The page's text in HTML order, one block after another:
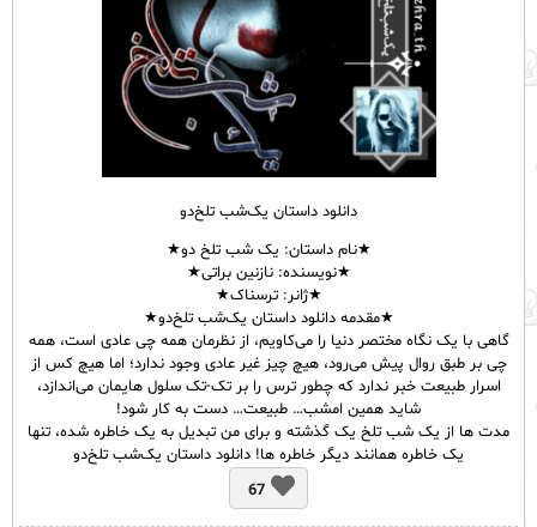
دانلود داستان یک‌شب تلخ‌دو
★نامداستان: یک شب تلخ دو★
★نویسنده: نازنین براتی★
★ژانر: ترسناک★
★مقدمه دانلود داستان یک‌شب تلخ‌دو★
گاهی با یک نگاه مختصر دنیا را می‌کاویم، از نظرمان همه چی عادی است، همه
چی بر طبق روال پیش می‌رود، هیچ چیز غیر عادی وجود ندارد؛ اما هیچ کس از
اسرار طبیعت خبر ندارد که چطور ترس را بر تک-تک سلول هایمان می‌اندازد،
شاید همین امشب… طبیعت… دست به کار شود!
مدت ها از یک شب تلخ یک گذشته و برای من تبدیل به یک خاطره شده، تنها
یک خاطره همانند دیگر خاطره ها! دانلود داستان یک‌شب تلخ‌دو
67